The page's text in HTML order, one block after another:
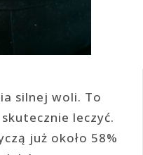
silnej woli. To
leczyć.
już około 58%